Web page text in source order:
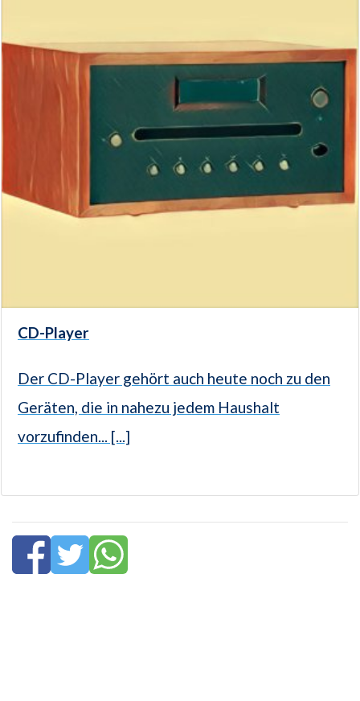
CD-Player
Der CD-Player gehört auch heute noch zu den
Geräten, die in nahezu jedem Haushalt
vorzufinden... [...]